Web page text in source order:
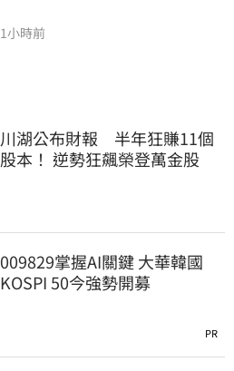
1小時前
川湖公布財報 半年狂賺11個
股本！ 逆勢狂飆榮登萬金股
009829掌握AI關鍵 大華韓國
KOSPI 50今強勢開募
PR